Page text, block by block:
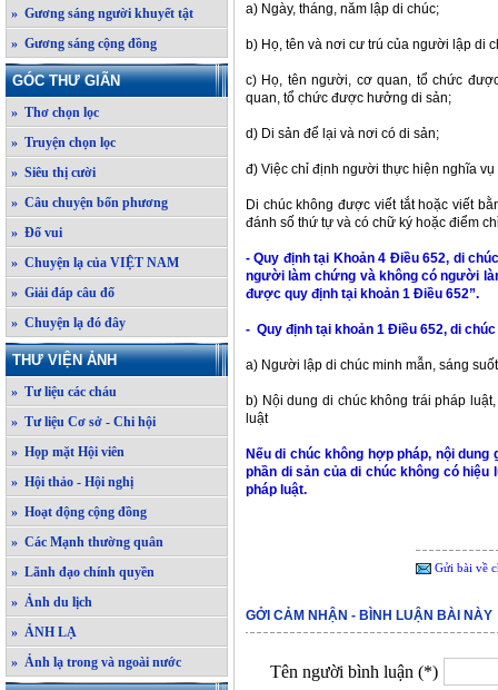
» Gương sáng người khuyết tật
» Gương sáng cộng đồng
GÓC THƯ GIÃN
» Thơ chọn lọc
» Truyện chọn lọc
» Siêu thị cười
» Câu chuyện bốn phương
» Đố vui
» Chuyện lạ của VIỆT NAM
» Giải đáp câu đố
» Chuyện lạ đó đây
THƯ VIỆN ẢNH
» Tư liệu các cháu
» Tư liệu Cơ sở - Chi hội
» Họp mặt Hội viên
» Hội thảo - Hội nghị
» Hoạt động cộng đồng
» Các Mạnh thường quân
» Lãnh đạo chính quyền
» Ảnh du lịch
» ẢNH LẠ
» Ảnh lạ trong và ngoài nước
a) Ngày, tháng, năm lập di chúc;
b) Họ, tên và nơi cư trú của người lập di
c) Họ, tên người, cơ quan, tổ chức
quan, tổ chức được hưởng di sản;
d) Di sản để lại và nơi có di sản;
đ) Việc chỉ định người thực hiện nghĩa
Di chúc không được viết tắt hoặc viết
đánh số thứ tự và có chữ ký hoặc điểm
- Quy định tại Khoản 4 Điều 652, di
người làm chứng và không có người
được quy định tại khoản 1 Điều 652”.
- Quy định tại khoản 1 Điều 652, di
a) Người lập di chúc minh mẫn, sáng
b) Nội dung di chúc không trái pháp
luật
Nếu di chúc không hợp pháp, nội
phần di sản của di chúc không có
pháp luật.
Gửi bài về
GỞI CẢM NHẬN - BÌNH LUẬN BÀI NÀY
Tên người bình luận (*)